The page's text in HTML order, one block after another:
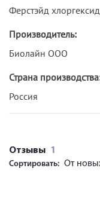
Ферстэйд
Производитель:
Биолайн ООО
Страна
Россия
Отзывы 1
Сортировать: От